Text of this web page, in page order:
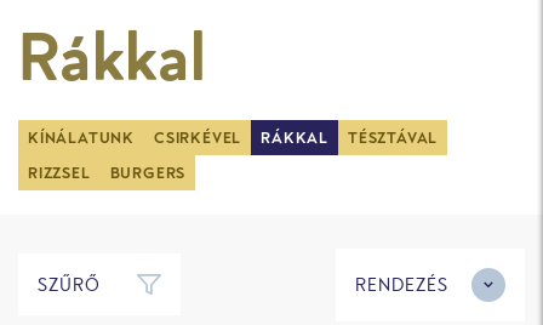
Rákkal
KÍNÁLATUNK CSIRKÉVEL RÁKKAL
TÉSZTÁVAL
RIZZSEL
BURGERS
SZŰRŐ RENDEZÉS